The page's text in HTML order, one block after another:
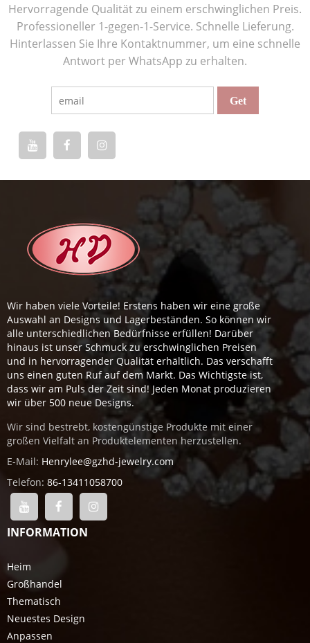
Hervorragende Qualität zu einem erschwinglichen Preis.
Professioneller 1-gegen-1-Service. Schnelle Lieferung.
Hinterlassen Sie Ihre Kontaktnummer, um eine schnelle
Antwort per WhatsApp zu erhalten.
Wir haben viele Vorteile! Erstens haben wir eine große
Auswahl an Designs und Lagerbeständen. So können wir
alle unterschiedlichen Bedürfnisse erfüllen! Darüber
hinaus ist unser Schmuck zu erschwinglichen Preisen
und in hervorragender Qualität erhältlich. Das verschafft
uns einen guten Ruf auf dem Markt. Das Wichtigste ist,
dass wir am Puls der Zeit sind! Jeden Monat produzieren
wir über 500 neue Designs.
Wir sind bestrebt, kostengünstige Produkte mit einer
großen Vielfalt an Produktelementen herzustellen.
E-Mail: Henrylee@gzhd-jewelry.com
Telefon: 86-13411058700
INFORMATION
Heim
Großhandel
Thematisch
Neuestes Design
Anpassen